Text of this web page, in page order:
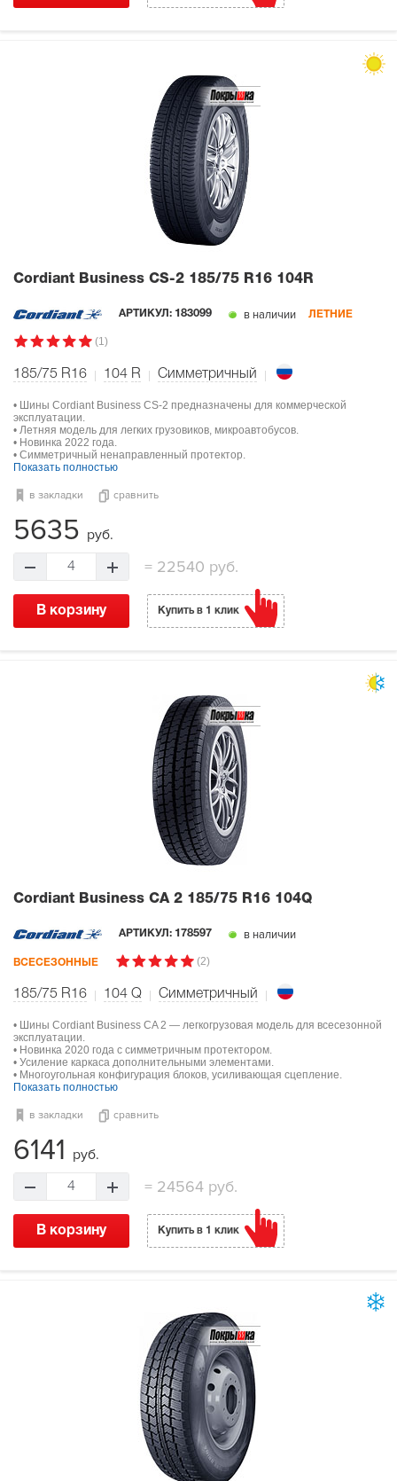
Cordiant Business CS-2 185/75 R16 104R
АРТИКУЛ: 183099 в наличии ЛЕТНИЕ
(1)
185/75 R16 104 R Симметричный
• Шины Cordiant Business CS-2 предназначены для коммерческой
эксплуатации.
• Летняя модель для легких грузовиков, микроавтобусов.
• Новинка 2022 года.
• Симметричный ненаправленный протектор.
Показать полностью
в закладки сравнить
5635 руб.
4 =22540 руб.
В корзину Купить в 1 клик
Cordiant Business CA 2 185/75 R16 104Q
АРТИКУЛ: 178597 в наличии
ВСЕСЕЗОННЫЕ (2)
185/75 R16 104 Q Симметричный
• Шины Cordiant Business CA 2 — легкогрузовая модель для всесезонной
эксплуатации.
• Новинка 2020 года с симметричным протектором.
• Усиление каркаса дополнительными элементами.
• Многоугольная конфигурация блоков, усиливающая сцепление.
Показать полностью
в закладки сравнить
6141 руб.
4 = 24564 руб.
В корзину Купить в 1 клик